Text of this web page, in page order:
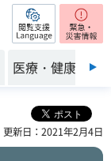
閲覧支援
医療・健康・福
更新日：2021年2月4日